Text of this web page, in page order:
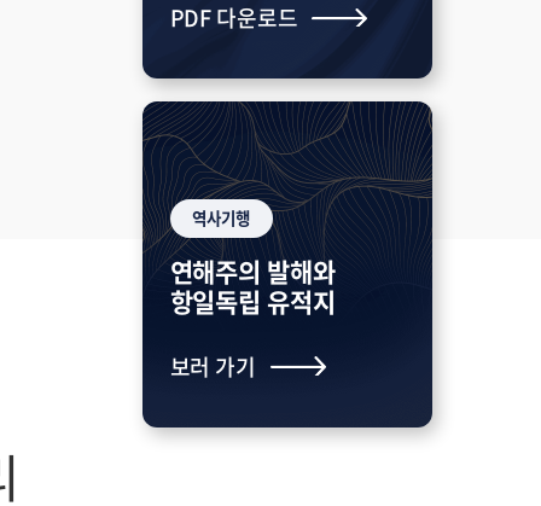
PDF 다운로드
역사기행
연해주의 발해와
항일독립 유적지
보러 가기